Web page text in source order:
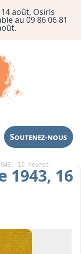
août, Osiris
au 09 86 06 81
Soutenez-nous
16 heures
1943, 16